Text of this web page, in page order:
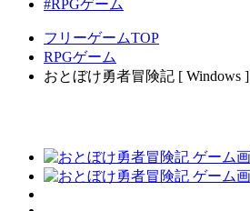
#RPGゲーム
フリーゲームTOP
RPGゲーム
おとぼけ勇者冒険記 [ Windows ]